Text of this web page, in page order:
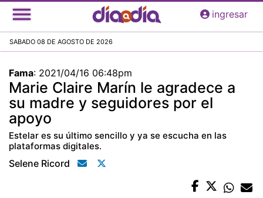
Pasar
al
principal
ingresar
SABADO 08 DE AGOSTO DE 2026
Fama: 2021/04/16 06:48pm
Marie Claire Marín le agradece a
su madre y seguidores por el
apoyo
Estelar es su último sencillo y ya se escucha en las
plataformas digitales.
Selene Ricord